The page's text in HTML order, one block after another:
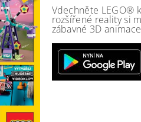
Vdechněte LEGO®
rozšířené reality si
zábavné 3D